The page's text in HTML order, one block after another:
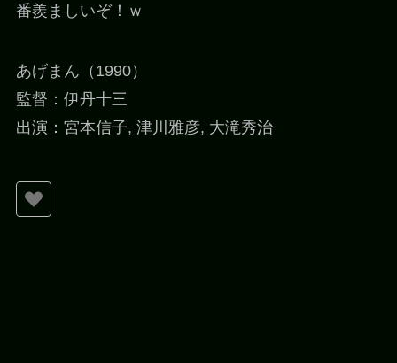
番羨ましいぞ！ｗ
あげまん（1990）
監督：伊丹十三
出演：宮本信子, 津川雅彦, 大滝秀治